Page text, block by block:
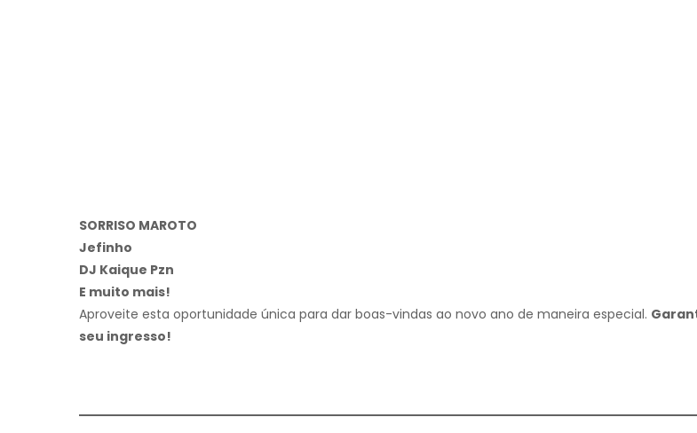
SORRISO MAROTO
Jefinho
DJ Kaique Pzn
E muito mais!
Aproveite esta oportunidade única para dar boas-vindas ao novo ano de maneira especial.
seu ingresso!